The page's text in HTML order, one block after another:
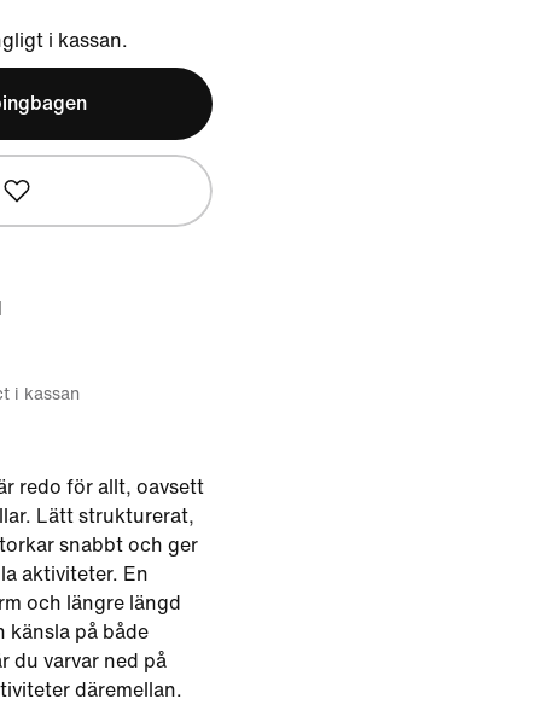
i kassan.
i kassan
redo för allt, oavsett
Lätt strukturerat,
snabbt och ger
aktiviteter. En
och längre längd
känsla på både
du varvar ned på
däremellan.